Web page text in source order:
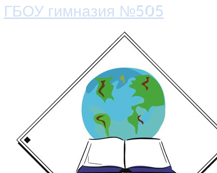
ГБОУ гимназия №505